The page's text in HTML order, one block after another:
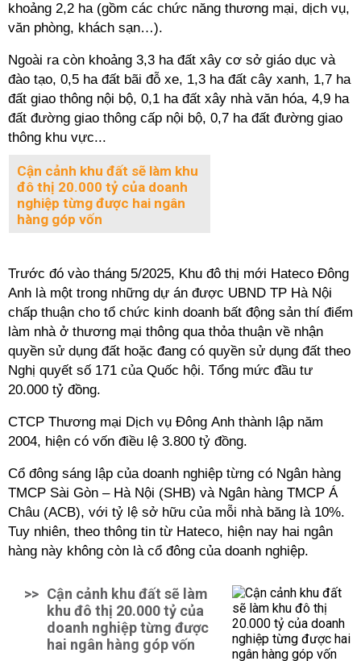
khoảng 2,2 ha (gồm các chức năng thương mại, dịch vụ,
văn phòng, khách sạn…).
Ngoài ra còn khoảng 3,3 ha đất xây cơ sở giáo dục và
đào tạo, 0,5 ha đất bãi đỗ xe, 1,3 ha đất cây xanh, 1,7 ha
đất giao thông nội bộ, 0,1 ha đất xây nhà văn hóa, 4,9 ha
đất đường giao thông cấp nội bộ, 0,7 ha đất đường giao
thông khu vực...
Cận cảnh khu đất sẽ làm khu
đô thị 20.000 tỷ của doanh
nghiệp từng được hai ngân
hàng góp vốn
Trước đó vào tháng 5/2025, Khu đô thị mới Hateco Đông
Anh là một trong những dự án được UBND TP Hà Nội
chấp thuận cho tổ chức kinh doanh bất động sản thí điểm
làm nhà ở thương mại thông qua thỏa thuận về nhận
quyền sử dụng đất hoặc đang có quyền sử dụng đất theo
Nghị quyết số 171 của Quốc hội. Tổng mức đầu tư
20.000 tỷ đồng.
CTCP Thương mại Dịch vụ Đông Anh thành lập năm
2004, hiện có vốn điều lệ 3.800 tỷ đồng.
Cổ đông sáng lập của doanh nghiệp từng có Ngân hàng
TMCP Sài Gòn – Hà Nội (SHB) và Ngân hàng TMCP Á
Châu (ACB), với tỷ lệ sở hữu của mỗi nhà băng là 10%.
Tuy nhiên, theo thông tin từ Hateco, hiện nay hai ngân
hàng này không còn là cổ đông của doanh nghiệp.
>> Cận cảnh khu đất sẽ làm
khu đô thị 20.000 tỷ của
doanh nghiệp từng được
hai ngân hàng góp vốn